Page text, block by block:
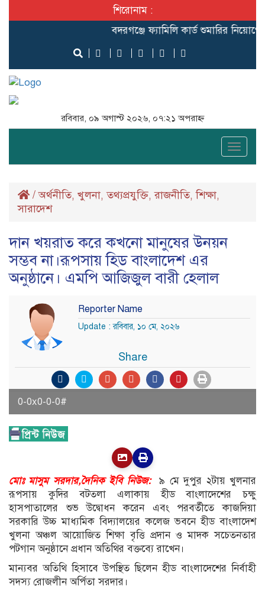
শিরোনাম :
‎বদরগঞ্জে ফ্যামিলি কার্ড শুমারির নিয়োগে
রবিবার, ০৯ অগাস্ট ২০২৬, ০৭:২১ অপরাহ্ন
Toggle
/অর্থনীতি, খুলনা,তথ্যপ্রযুক্তি,রাজনীতি,শিক্ষা,
সারাদেশ
দান খয়রাত করে কখনো মানুষের উনয়ন
সম্ভব না।রূপসায় হিড বাংলাদেশ এর
অনুষ্ঠানে। এমপি আজিজুল বারী হেলাল
Reporter Name
Update : রবিবার, ১০ মে, ২০২৬
Share
0-0x0-0-0#
মোঃ মাসুম সরদার,দৈনিক ইবি নিউজ: ৯ মে দুপুর ২টায় খুলনার
রূপসায় কুদির বটতলা এলাকায় হীড বাংলাদেশের চক্ষু
হাসপাতালের শুভ উদ্বোধন করেন এবং পরবর্তীতে কাজদিয়া
সরকারি উচ্চ মাধ্যমিক বিদ্যালয়ের কলেজ ভবনে হীড বাংলাদেশ
খুলনা অঞ্চল আয়োজিত শিক্ষা বৃত্তি প্রদান ও মাদক সচেতনতার
পটগান অনুষ্ঠানে প্রধান অতিথির বক্তব্যে রাখেন।
মান্যবর অতিথি হিসাবে উপস্থিত ছিলেন হীড বাংলাদেশের নির্বাহী
সদস্য রোজলীন অর্পিতা সরদার।